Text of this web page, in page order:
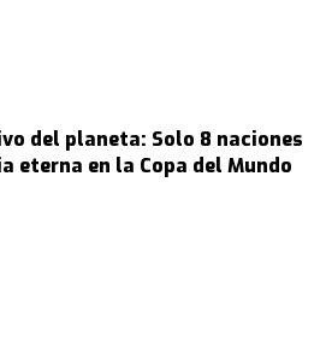
del planeta: Solo 8 naciones
eterna en la Copa del Mundo